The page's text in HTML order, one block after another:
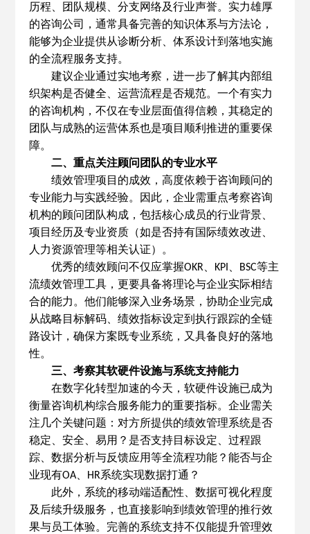
历程、团队规模、分支网络及行业声誉。实力雄厚
的咨询公司，通常具备完善的知识体系与方法论，
能够为企业提供从诊断分析、体系设计到落地实施
的全流程服务支持。
建议企业通过实地考察，进一步了解其内部组
织架构是否健全、运营流程是否规范。一个有实力
的咨询机构，不仅在专业层面值得信赖，其稳定的
团队与成熟的运营体系也是项目顺利推进的重要保
障。
二、重点关注顾问团队的专业水平
绩效管理项目的成效，高度依赖于咨询顾问的
专业能力与实践经验。因此，企业需重点考察咨询
机构的顾问团队构成，包括核心成员的行业背景、
项目经历及专业资质（如是否持有国际绩效改进、
人力资源管理等相关认证）。
优秀的绩效顾问不仅应掌握OKR KPI BSC等主
流绩效管理工具，更要具备将理论与企业实际相结
合的能力。他们能够深入业务场景，协助企业完成
从战略目标解码、绩效指标设定到执行跟踪的全链
路设计，确保方案既专业系统，又具备良好的落地
性。
三、考察其软硬件设施与系统支持能力
在数字化转型加速的今天，软硬件设施已成为
衡量咨询机构综合服务能力的重要指标。企业需关
注几个关键问题：对方所提供的绩效管理系统是否
稳定、安全、易用？是否支持目标设定、过程跟
踪、数据分析与反馈应用等全流程功能？能否与企
业现有OA HR系统实现数据打通？
此外，系统的移动端适配性、数据可视化程度
及后续升级服务，也直接影响到绩效管理的推行效
果与员工体验。完善的系统支持不仅能提升管理效